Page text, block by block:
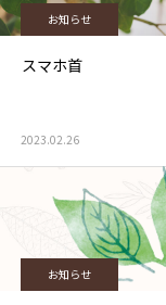
お知らせ
スマホ首
2023.02.26
お知らせ